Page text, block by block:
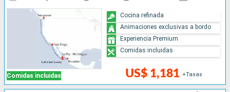
Comidas incluidas US$ 1,181 +Tasas
Cocina refinada
Animaciones exclusivas a bordo
Experiencia Premium
Comidas incluidas